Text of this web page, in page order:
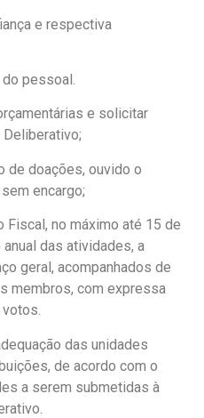
e respectiva
pessoal.
e solicitar
de doações, ouvido o
encargo;
Fiscal, no máximo até 15 de
das atividades, a
geral, acompanhados de
membros, com expressa
das unidades
de acordo com o
a serem submetidas à